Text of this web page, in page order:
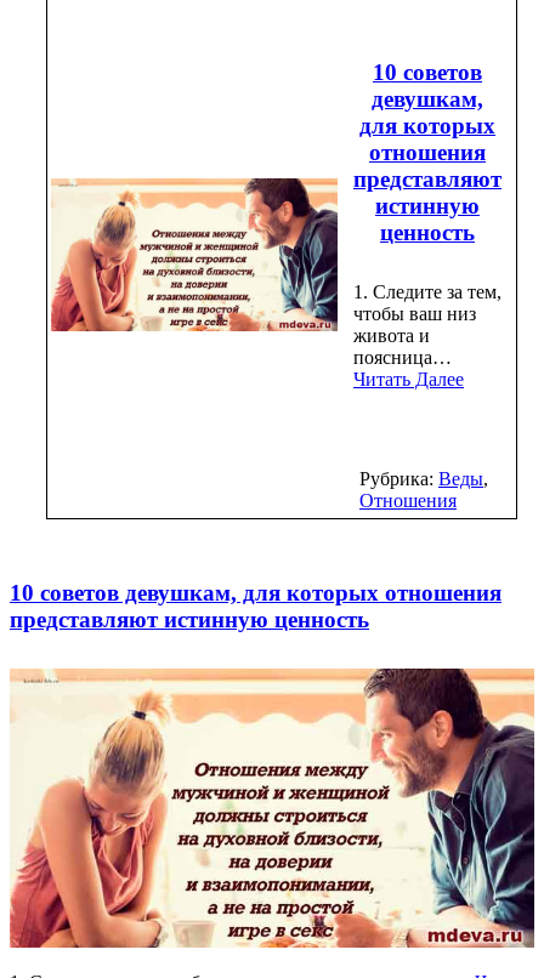
10 советов
девушкам,
для которых
отношения
представляют
истинную
ценность
1. Следите за тем,
чтобы ваш низ
живота и
поясница…
Читать Далее
Рубрика: Веды,
Отношения
10 советов девушкам, для которых отношения
представляют истинную ценность